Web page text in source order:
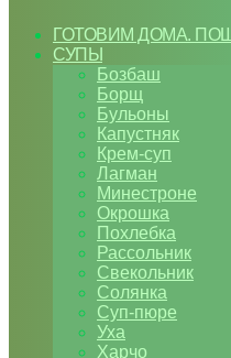
ГОТОВИМ ДОМА.
СУПЫ
Бозбаш
Борщ
Бульоны
Капустняк
Крем-суп
Лагман
Минестроне
Окрошка
Похлебка
Рассольник
Свекольник
Солянка
Суп-пюре
Уха
Харчо